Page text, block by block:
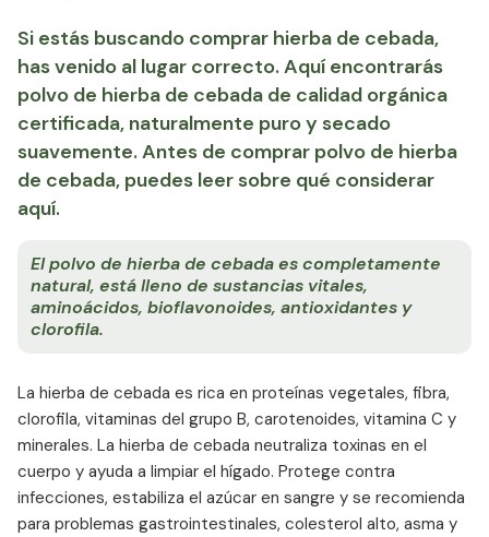
Si estás buscando comprar hierba de cebada,
has venido al lugar correcto. Aquí encontrarás
polvo de hierba de cebada de calidad orgánica
certificada, naturalmente puro y secado
suavemente. Antes de comprar polvo de hierba
de cebada, puedes leer sobre qué considerar
aquí.
El polvo de hierba de cebada es completamente
natural, está lleno de sustancias vitales,
aminoácidos, bioflavonoides, antioxidantes y
clorofila.
La hierba de cebada es rica en proteínas vegetales, fibra,
clorofila, vitaminas del grupo B, carotenoides, vitamina C y
minerales. La hierba de cebada neutraliza toxinas en el
cuerpo y ayuda a limpiar el hígado. Protege contra
infecciones, estabiliza el azúcar en sangre y se recomienda
para problemas gastrointestinales, colesterol alto, asma y